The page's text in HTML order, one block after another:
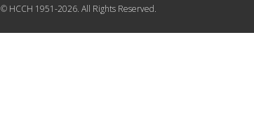
© HCCH 1951-2026. All Rights Reserved.